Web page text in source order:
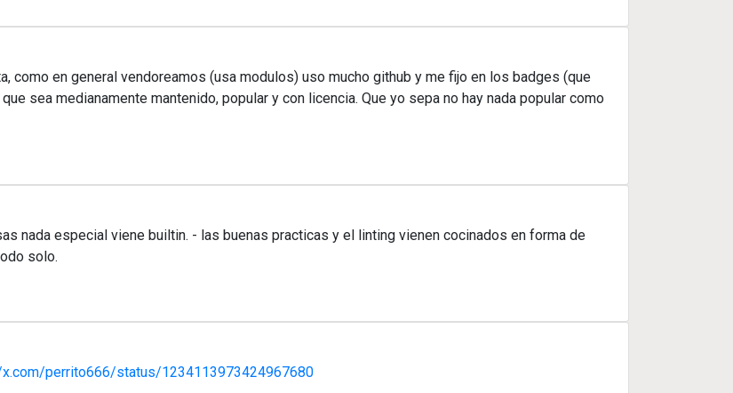
como en general vendoreamos (usa modulos) uso mucho github y me fijo en los badges (que
sea medianamente mantenido, popular y con licencia. Que yo sepa no hay nada popular como
nada especial viene builtin. - las buenas practicas y el linting vienen cocinados en forma de
solo.
perrito666/status/1234113973424967680